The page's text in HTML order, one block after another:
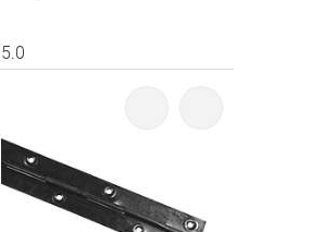
5.0